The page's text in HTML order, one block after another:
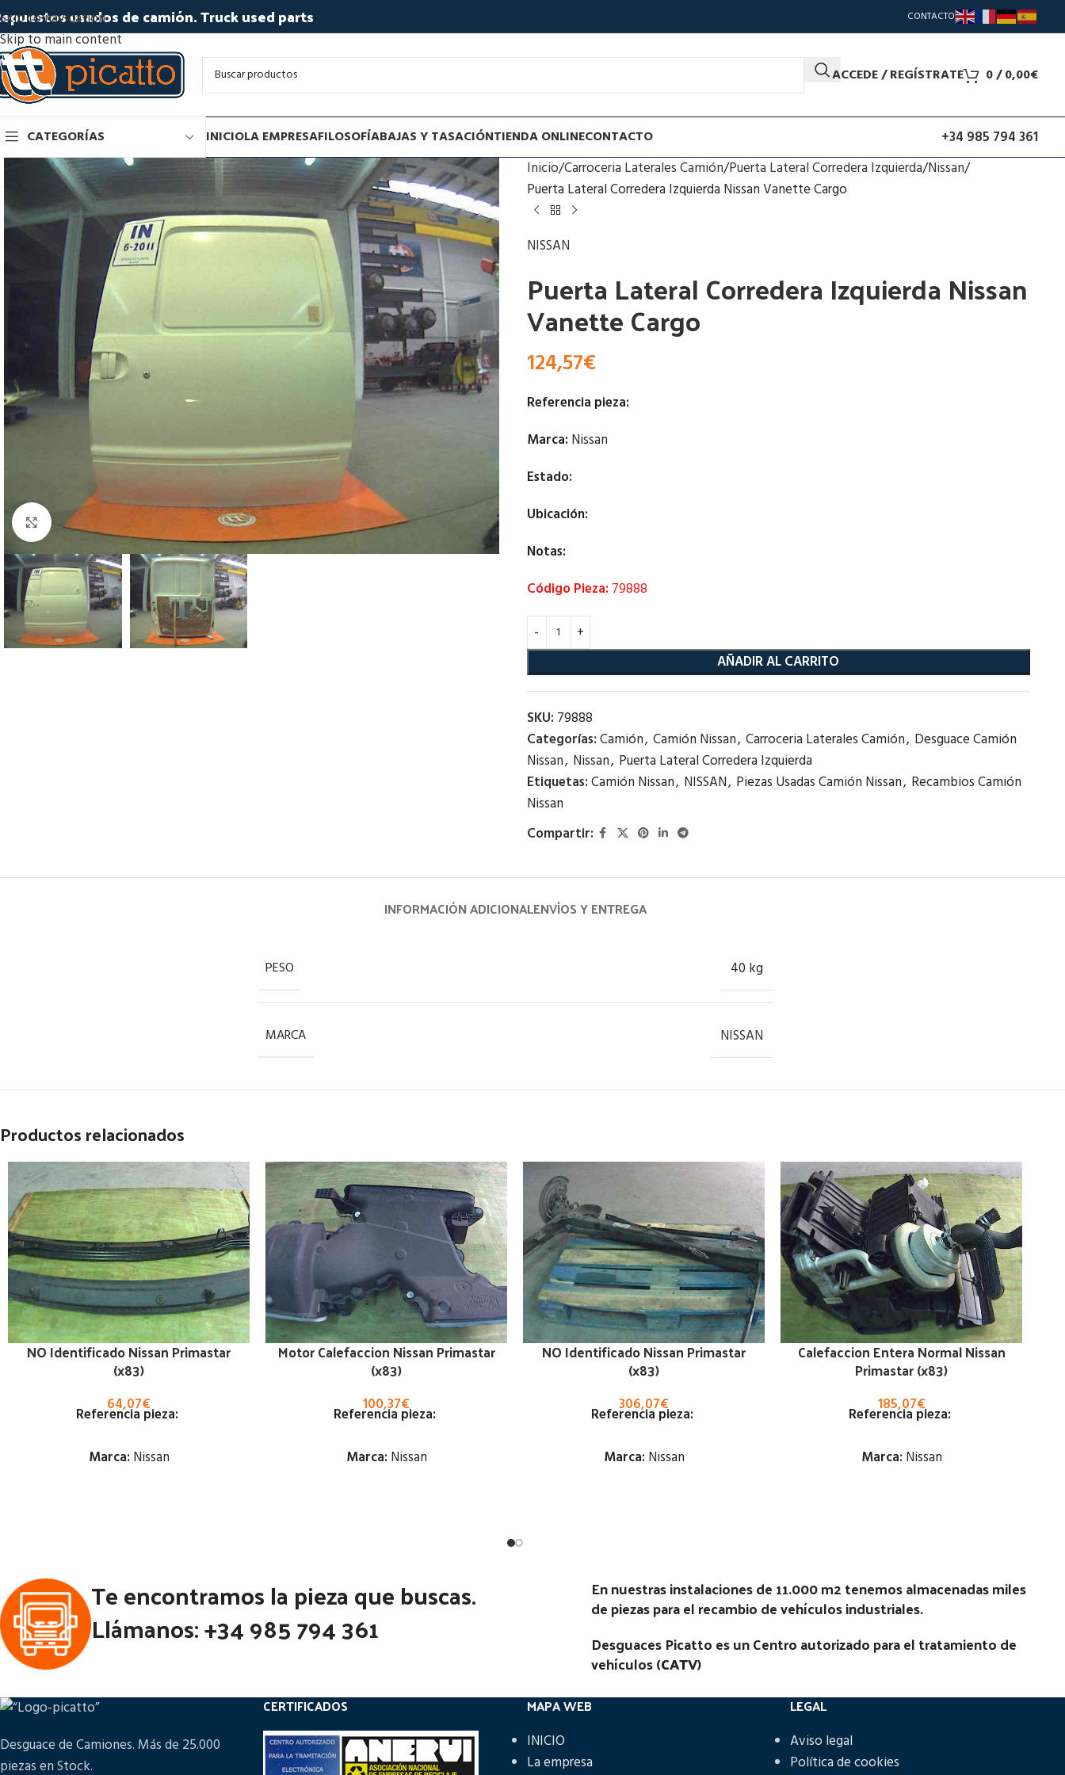
Skip to navigation
Skip to main content
usados de camión. Truck used parts CONTACTO
ACCEDE / REGÍSTRATE 0/0,00€
CATEGORÍAS INICIOLA EMPRESAFILOSOFÍABAJAS Y TASACIÓNTIENDA ONLINECONTACTO +34 985 794 361
Click to enlarge
Inicio Carroceria Laterales Camión Puerta Lateral Corredera Izquierda Nissan
Puerta Lateral Corredera Izquierda Nissan Vanette Cargo
NISSAN
Puerta Lateral Corredera Izquierda Nissan
Vanette Cargo
124,57€
Referencia pieza:
Marca: Nissan
Estado:
Ubicación:
Notas:
Código Pieza: 79888
AÑADIR AL CARRITO
SKU: 79888
Categorías:Camión, Camión Nissan, Carroceria Laterales Camión, Desguace Camión
Nissan, Nissan, Puerta Lateral Corredera Izquierda
Etiquetas:Camión Nissan, NISSAN, Piezas Usadas Camión Nissan, Recambios Camión
Nissan
Compartir:
INFORMACIÓN ADICIONALENVÍOS Y ENTREGA
PESO 40 kg
MARCA NISSAN
Productos relacionados
NO Identificado Nissan Primastar
(x83)
64,07€
Referencia pieza:
Marca: Nissan
Código Pieza:53213
Motor Calefaccion Nissan Primastar
(x83)
100,37€
Referencia pieza:
Marca: Nissan
Código Pieza:53210
NO Identificado Nissan Primastar
(x83)
306,07€
Referencia pieza:
Marca: Nissan
Código Pieza:53179
Calefaccion Entera Normal Nissan
Primastar (x83)
185,07€
Referencia pieza:
Marca: Nissan
Código Pieza:53172
Te encontramos la pieza que buscas.
Llámanos: +34 985 794 361
En nuestras instalaciones de 11.000 m2 tenemos almacenadas miles
de piezas para el recambio de vehículos industriales.
Desguaces Picatto es un Centro autorizado para el tratamiento de
vehículos (CATV)
Desguace de Camiones. Más de 25.000
piezas en Stock.
CERTIFICADOS MAPA WEB
INICIO
La empresa
LEGAL
Aviso legal
Política de cookies